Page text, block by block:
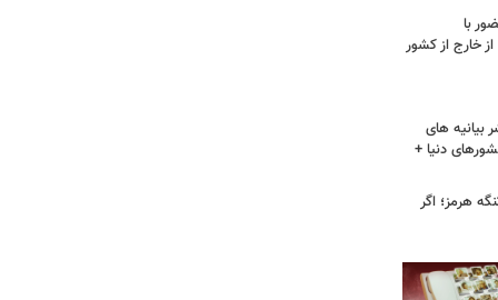
با
خارج از کشور
بیانیه های
دنیا +
هرمز؛ اگر